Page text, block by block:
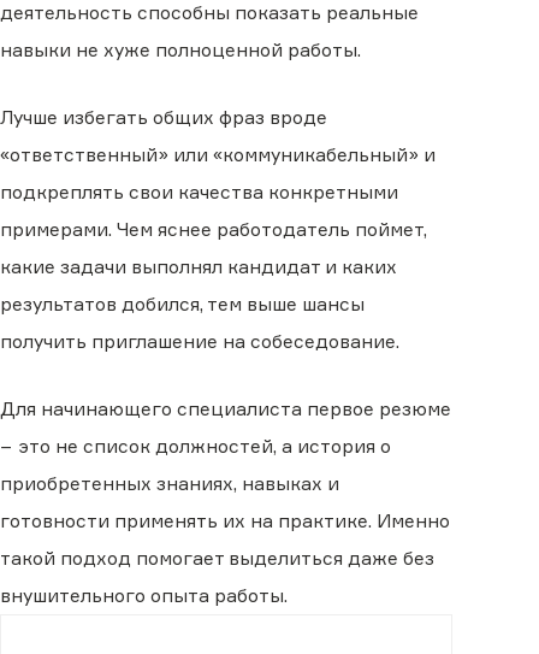
деятельность способны показать реальные
навыки не хуже полноценной работы.
Лучше избегать общих фраз вроде
«ответственный» или «коммуникабельный» и
подкреплять свои качества конкретными
примерами. Чем яснее работодатель поймет,
какие задачи выполнял кандидат и каких
результатов добился, тем выше шансы
получить приглашение на собеседование.
Для начинающего специалиста первое резюме
− это не список должностей, а история о
приобретенных знаниях, навыках и
готовности применять их на практике. Именно
такой подход помогает выделиться даже без
внушительного опыта работы.